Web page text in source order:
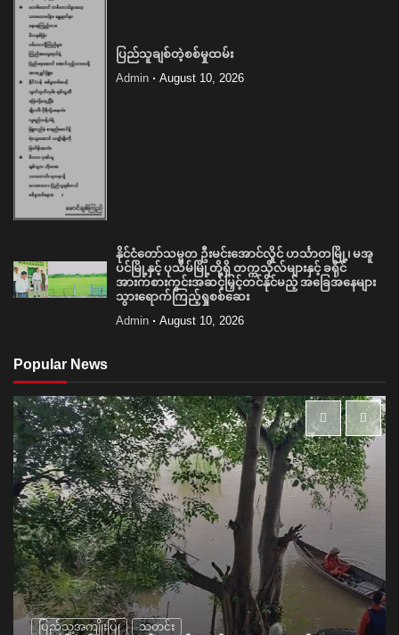
ပြည်သူချစ်တဲ့စစ်မှုထမ်း
Admin August 10, 2026
နိုင်ငံတော်သမ္မတ ဦးမင်းအောင်လှိုင် ဟင်္သာတမြို့၊ မအူ
ပင်မြို့နှင့် ပုသိမ်မြို့တို့ရှိ တက္ကသိုလ်များနှင့် ခရိုင်
အားကစားကွင်းအဆင့်မြှင့်တင်နိုင်မည့် အခြေအနေများ
သွားရောက်ကြည့်ရှုစစ်ဆေး
Admin August 10, 2026
Popular News
ပြည်သူ့အကျိုးပြု သတင်း